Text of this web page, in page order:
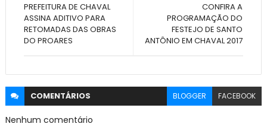
CONFIRA A
PROGRAMAÇÃO DO
FESTEJO DE SANTO
ANTÔNIO EM CHAVAL 2017
PREFEITURA DE CHAVAL
ASSINA ADITIVO PARA
RETOMADAS DAS OBRAS
DO PROARES
COMENTÁRIOS BLOGGER FACEBOOK
Nenhum comentário